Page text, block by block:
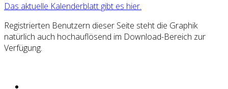
Das aktuelle Kalenderblatt gibt es hier.
Registrierten Benutzern dieser Seite steht die Graphik
natürlich auch hochauflösend im Download-Bereich zur
Verfügung.